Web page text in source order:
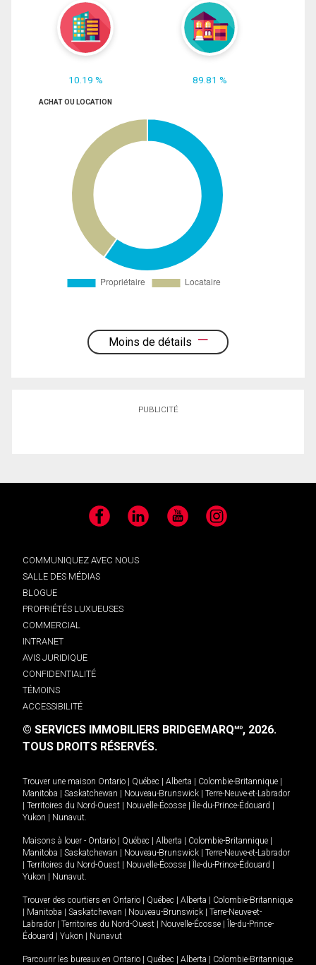
10.19 % 89.81 %
ACHAT OU LOCATION
Moins de détails
PUBLICITÉ
Facebook LinkedIn YouTube Instagram
COMMUNIQUEZ AVEC NOUS
SALLE DES MÉDIAS
BLOGUE
PROPRIÉTÉS LUXUEUSES
COMMERCIAL
INTRANET
AVIS JURIDIQUE
CONFIDENTIALITÉ
TÉMOINS
ACCESSIBILITÉ
© SERVICES IMMOBILIERS BRIDGEMARQMD, 2026.
TOUS DROITS RÉSERVÉS.
Trouver une maison Ontario Québec Alberta Colombie-Britannique
Manitoba
Saskatchewan Nouveau-Brunswick
Terre-Neuve-et-Labrador
Territoires du Nord-Ouest Nouvelle-Écosse Île-du-Prince-Édouard
Yukon
Nunavut.
Maisons à louer - Ontario Québec Alberta Colombie-Britannique
Manitoba
Saskatchewan Nouveau-Brunswick
Terre-Neuve-et-Labrador
Territoires du Nord-Ouest Nouvelle-Écosse Île-du-Prince-Édouard
Yukon
Nunavut.
Trouver des courtiers en Ontario Québec Alberta
Colombie-Britannique
Manitoba Saskatchewan Nouveau-Brunswick
Terre-Neuve-et-
Labrador
Territoires du Nord-Ouest Nouvelle-Écosse
Île-du-Prince-
Édouard
Yukon Nunavut
Parcourir les bureaux en Ontario Québec Alberta
Colombie-Britannique